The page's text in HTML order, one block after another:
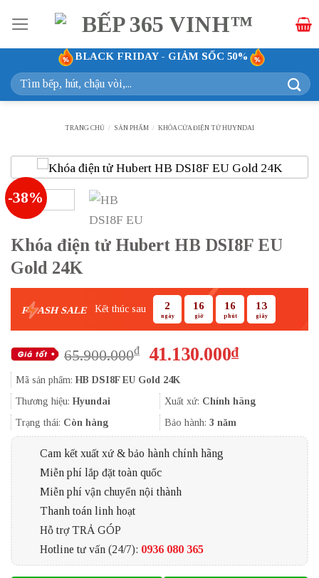
qua
nội
dung
BLACK FRIDAY - GIẢM SỐC 50%
Tìm
kiếm:
TRANG CHỦ / SẢN PHẨM / KHÓA CỬA ĐIỆN TỬ HUYNDAI
-38%
Khóa điện tử Hubert HB DSI8F EU
Gold 24K
F ASH SALE Kết thúc sau 2
ngày
16
giờ
16
phút
12
giây
65.900.000₫
Giá
là:
65.900.000₫.
41.130.000₫Giá
là:
Mã sản phẩm: HB DSI8F EU Gold 24K
Thương hiệu: Hyundai Xuất xứ: Chính hãng
Trạng thái: Còn hàng Bảo hành: 3 năm
Cam kết xuất xứ & bảo hành chính hãng
Miễn phí lắp đặt toàn quốc
Miễn phí vận chuyển nội thành
Thanh toán linh hoạt
Hỗ trợ TRẢ GÓP
Hotline tư vấn (24/7): 0936 080 365